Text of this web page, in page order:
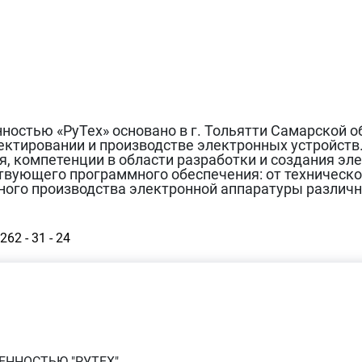
«РуТех» основано в г. Тольятти Самарской
и производстве электронных
компетенции в области разработки и создания
программного обеспечения: от
производства электронной аппаратуры
- 31 - 24